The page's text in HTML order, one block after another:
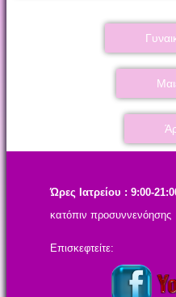
Ώρες Ιατρείου : 9:00-
κατόπιν προσυννενόησης
Επισκεφτείτε: